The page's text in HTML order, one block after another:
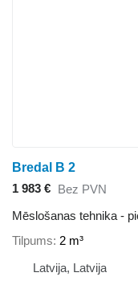
Bredal B 2
1 983 €
Bez PVN
Mēslošanas tehnika -
Tilpums 2 m³
Latvija, Latvija